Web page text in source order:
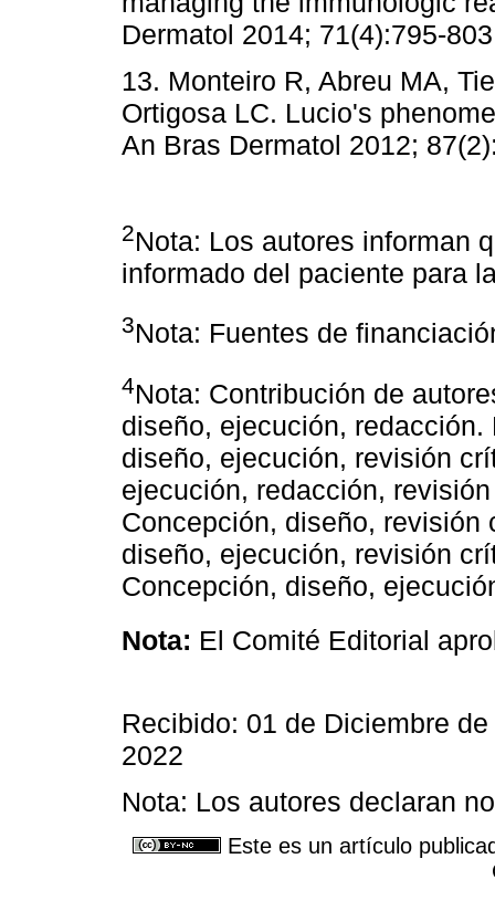
Dermatol 2014; 71(4):795-
13. Monteiro R, Abreu MA,
Ortigosa LC. Lucio's
An Bras Dermatol 2012;
2Nota: Los autores informan
informado del paciente para
3Nota: Fuentes de
4Nota: Contribución de
diseño, ejecución,
diseño, ejecución, revisión
ejecución, redacción,
Concepción, diseño, revisión
diseño, ejecución, revisión
Concepción, diseño,
Nota: El Comité Editorial
Recibido: 01 de Diciembre
2022
Nota: Los autores declaran
Este es un artículo